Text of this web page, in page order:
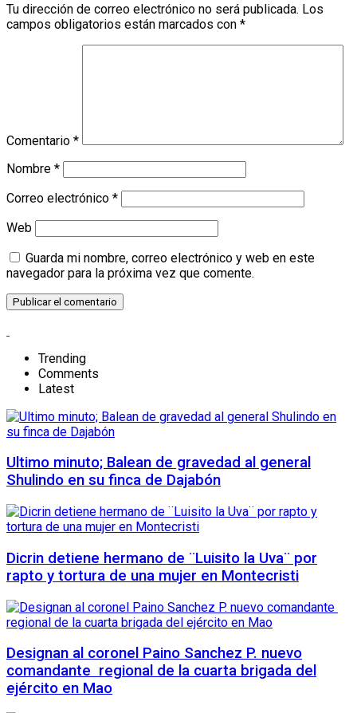
Tu dirección de correo electrónico no será publicada. Los
campos obligatorios están marcados con *
Comentario *
Nombre *
Correo electrónico *
Web
Guarda mi nombre, correo electrónico y web en este
navegador para la próxima vez que comente.
Trending
Comments
Latest
Ultimo minuto; Balean de gravedad al general
Shulindo en su finca de Dajabón
Dicrin detiene hermano de ¨Luisito la Uva¨ por
rapto y tortura de una mujer en Montecristi
Designan al coronel Paino Sanchez P. nuevo
comandante regional de la cuarta brigada del
ejército en Mao